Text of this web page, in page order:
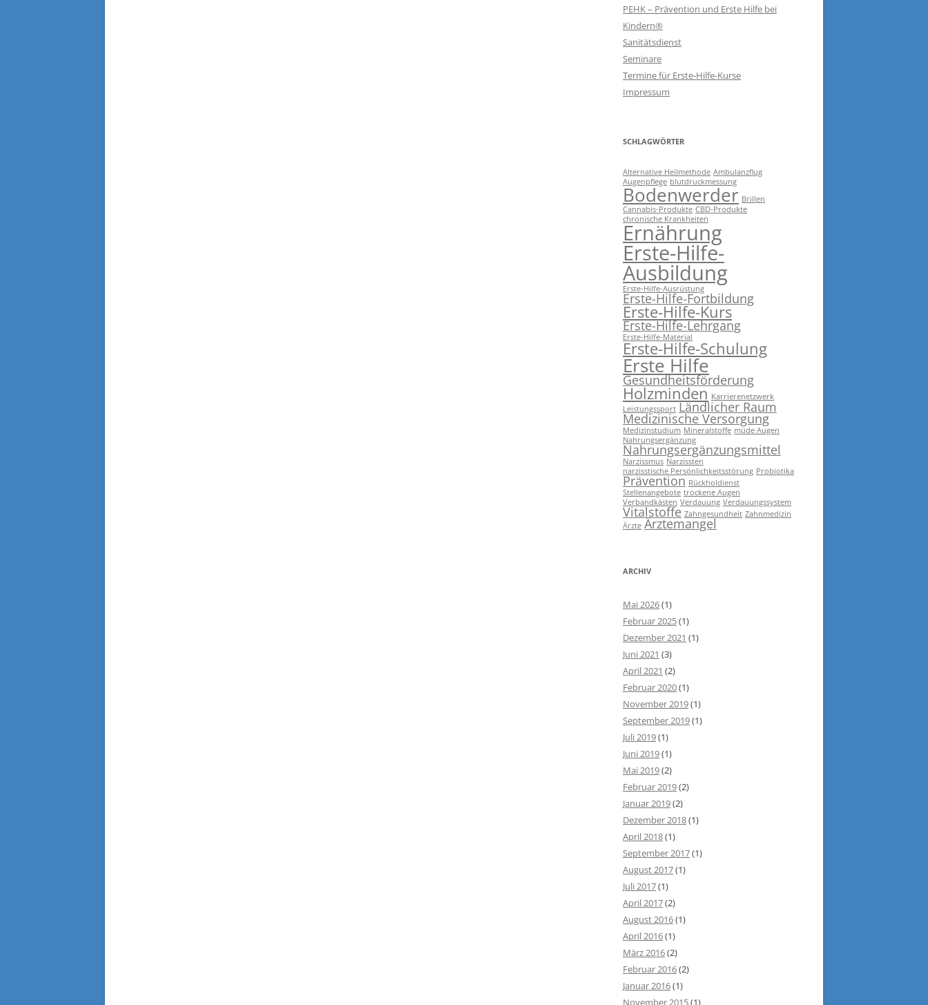
PEHK – Prävention und Erste Hilfe bei
Kindern®
Sanitätsdienst
Seminare
Termine für Erste-Hilfe-Kurse
Impressum
SCHLAGWÖRTER
Alternative Heilmethode Ambulanzflug
Augenpflege blutdruckmessung
Bodenwerder Brillen
Cannabis-Produkte CBD-Produkte
chronische Krankheiten
Ernährung
Erste-Hilfe-
Ausbildung
Erste-Hilfe-Ausrüstung
Erste-Hilfe-Fortbildung
Erste-Hilfe-Kurs
Erste-Hilfe-Lehrgang
Erste-Hilfe-Material
Erste-Hilfe-Schulung
Erste Hilfe
Gesundheitsförderung
Holzminden Karrierenetzwerk
Leistungssport Ländlicher Raum
Medizinische Versorgung
Medizinstudium Mineralstoffe müde Augen
Nahrungsergänzung
Nahrungsergänzungsmittel
Narzissmus Narzissten
narzisstische Persönlichkeitsstörung Probiotika
Prävention Rückholdienst
Stellenangebote trockene Augen
Verbandkästen Verdauung Verdauungssystem
Vitalstoffe Zahngesundheit Zahnmedizin
Ärzte Ärztemangel
ARCHIV
Mai 2026(1)
Februar 2025(1)
Dezember 2021 (1)
Juni 2021 (3)
April 2021 (2)
Februar 2020(1)
November 2019(1)
September 2019(1)
Juli 2019(1)
Juni 2019(1)
Mai 2019(2)
Februar 2019(2)
Januar 2019(2)
Dezember 2018(1)
April 2018(1)
September 2017(1)
August 2017(1)
Juli 2017(1)
April 2017(2)
August 2016(1)
April 2016(1)
März 2016(2)
Februar 2016(2)
Januar 2016(1)
November 2015(1)